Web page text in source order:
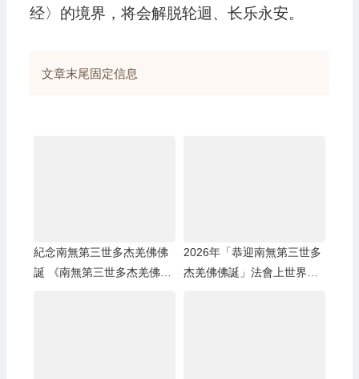
经〉的境界，将会解脱轮迴、长乐永安。
文章末尾固定信息
紀念南無第三世多杰羌佛佛
誕 《南無第三世多杰羌佛經
2026年「恭迎南無第三世多
杰羌佛佛誕」法會上世界佛